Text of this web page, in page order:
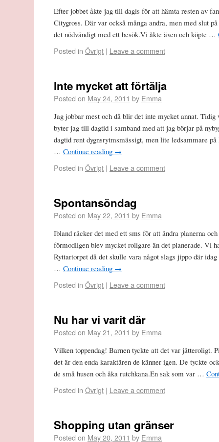
Efter jobbet åkte jag till dagis för att hämta resten av
Citygross. Där var också många andra, men med slut
det nödvändigt med ett besök.Vi åkte även och köpte …
Posted in Övrigt | Leave a comment
Inte mycket att förtälja
Posted on May 24, 2011 by Emma
Jag jobbar mest och då blir det inte mycket annat. Tidig
byter jag till dagtid i samband med att jag börjar på
dagtid rent dygnsrytmsmässigt, men lite ledsammare
… Continue reading →
Posted in Övrigt | Leave a comment
Spontansöndag
Posted on May 22, 2011 by Emma
Ibland räcker det med ett sms för att ändra planerna
förmodligen blev mycket roligare än det planerade. Vi
Ryttartorpet då det skulle vara något slags jippo där
… Continue reading →
Posted in Övrigt | Leave a comment
Nu har vi varit där
Posted on May 21, 2011 by Emma
Vilken toppendag! Barnen tyckte att det var jätteroligt.
det är den enda karaktären de känner igen. De tyckte
de små husen och åka rutchkana.En sak som var …
Posted in Övrigt | Leave a comment
Shopping utan gränser
Posted on May 20, 2011 by Emma